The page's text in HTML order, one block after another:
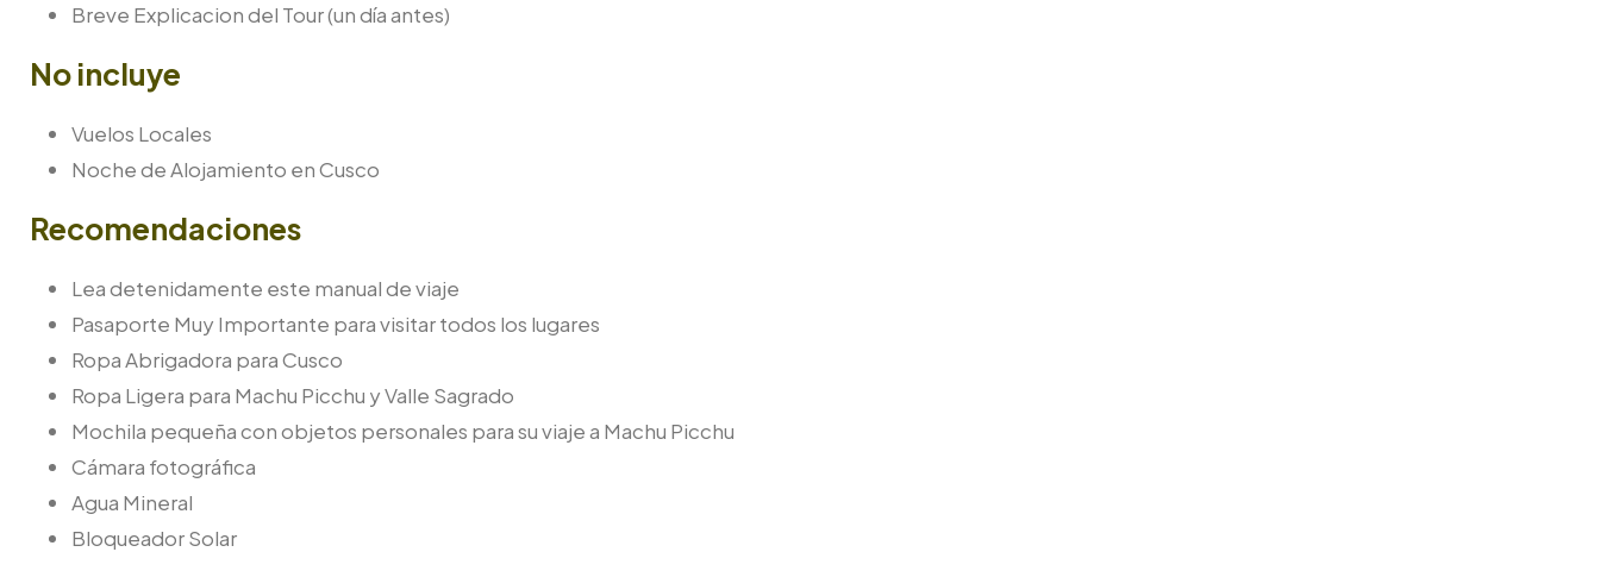
Breve Explicacion del Tour (un día antes)
No incluye
Vuelos Locales
Noche de Alojamiento en Cusco
Recomendaciones
Lea detenidamente este manual de viaje
Pasaporte Muy Importante para visitar todos los lugares
Ropa Abrigadora para Cusco
Ropa Ligera para Machu Picchu y Valle Sagrado
Mochila pequeña con objetos personales para su viaje a Machu Picchu
Cámara fotográfica
Agua Mineral
Bloqueador Solar